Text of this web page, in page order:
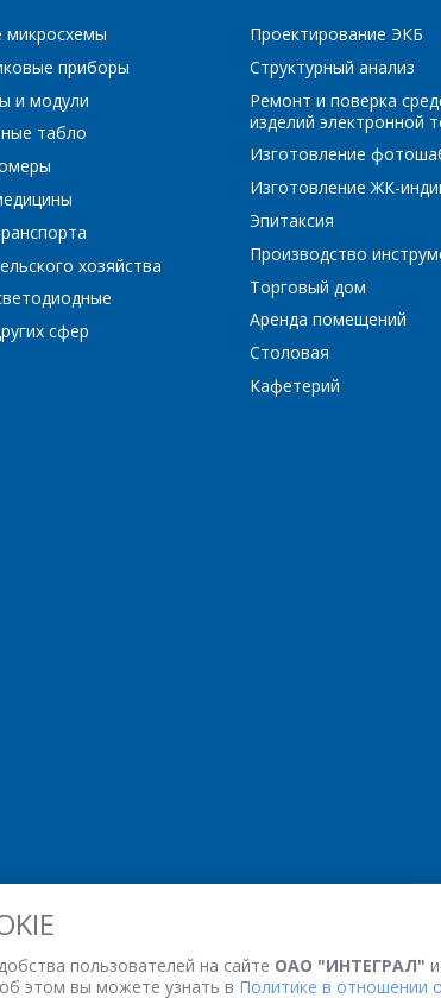
пользователей на сайте ОАО "ИНТЕГРАЛ"
этом вы можете узнать в Политике в отношении
микросхемы
приборы
и модули
табло
хозяйства
сфер
Проектирование ЭКБ
Структурный анализ
Ремонт и поверка
изделий электронной
Изготовление
Изготовление ЖК-
Эпитаксия
Производство
Торговый дом
Аренда помещений
Столовая
Кафетерий
Интересующий товар/услуга, их количество *
Сообщение
Я согласен на обработку персональных данных